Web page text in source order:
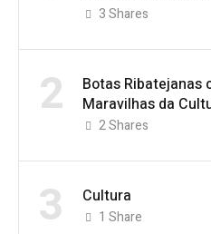
3Shares
2
Botas Ribatejanas
Maravilhas da
2Shares
3 Cultura
1 Share